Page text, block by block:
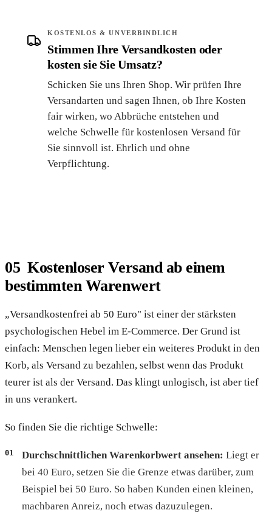
KOSTENLOS & UNVERBINDLICH
Stimmen Ihre Versandkosten oder
kosten sie Sie Umsatz?
Schicken Sie uns Ihren Shop. Wir prüfen Ihre
Versandarten und sagen Ihnen, ob Ihre Kosten
fair wirken, wo Abbrüche entstehen und
welche Schwelle für kostenlosen Versand für
Sie sinnvoll ist. Ehrlich und ohne
Verpflichtung.
Kostenloser Versand ab einem
bestimmten Warenwert
„Versandkostenfrei ab 50 Euro" ist einer der stärksten
psychologischen Hebel im E-Commerce. Der Grund ist
einfach: Menschen legen lieber ein weiteres Produkt in den
Korb, als Versand zu bezahlen, selbst wenn das Produkt
teurer ist als der Versand. Das klingt unlogisch, ist aber tief
in uns verankert.
So finden Sie die richtige Schwelle:
Durchschnittlichen Warenkorbwert ansehen: Liegt er
bei 40 Euro, setzen Sie die Grenze etwas darüber, zum
Beispiel bei 50 Euro. So haben Kunden einen kleinen,
machbaren Anreiz, noch etwas dazuzulegen.